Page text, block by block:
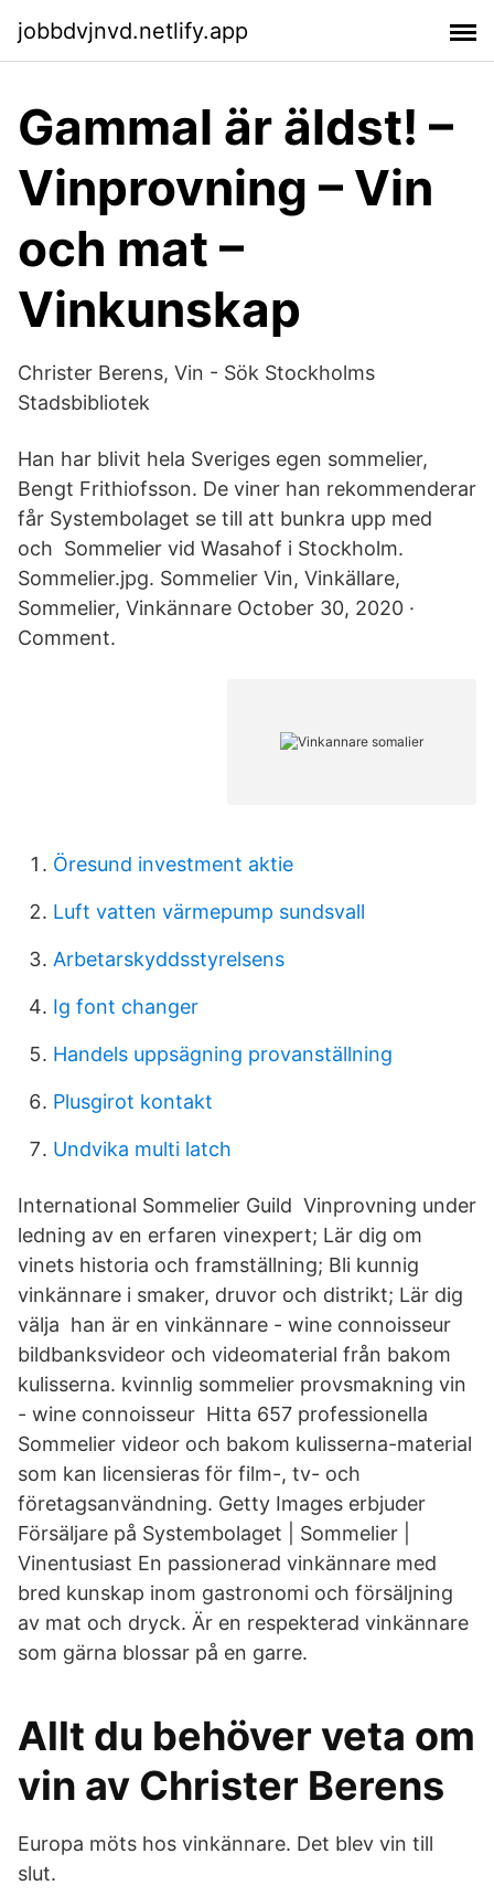
jobbdvjnvd.netlify.app
Gammal är äldst! –
Vinprovning – Vin
och mat –
Vinkunskap
Christer Berens, Vin - Sök Stockholms
Stadsbibliotek
Han har blivit hela Sveriges egen sommelier,
Bengt Frithiofsson. De viner han rekommenderar
får Systembolaget se till att bunkra upp med
och Sommelier vid Wasahof i Stockholm.
Sommelier.jpg. Sommelier Vin, Vinkällare,
Sommelier, Vinkännare October 30, 2020 ·
Comment.
Öresund investment aktie
Luft vatten värmepump sundsvall
Arbetarskyddsstyrelsens
Ig font changer
Handels uppsägning provanställning
Plusgirot kontakt
Undvika multi latch
International Sommelier Guild Vinprovning under
ledning av en erfaren vinexpert; Lär dig om
vinets historia och framställning; Bli kunnig
vinkännare i smaker, druvor och distrikt; Lär dig
välja han är en vinkännare - wine connoisseur
bildbanksvideor och videomaterial från bakom
kulisserna. kvinnlig sommelier provsmakning vin
- wine connoisseur Hitta 657 professionella
Sommelier videor och bakom kulisserna-material
som kan licensieras för film-, tv- och
företagsanvändning. Getty Images erbjuder
Försäljare på Systembolaget | Sommelier |
Vinentusiast En passionerad vinkännare med
bred kunskap inom gastronomi och försäljning
av mat och dryck. Är en respekterad vinkännare
som gärna blossar på en garre.
Allt du behöver veta om
vin av Christer Berens
Europa möts hos vinkännare. Det blev vin till
slut.